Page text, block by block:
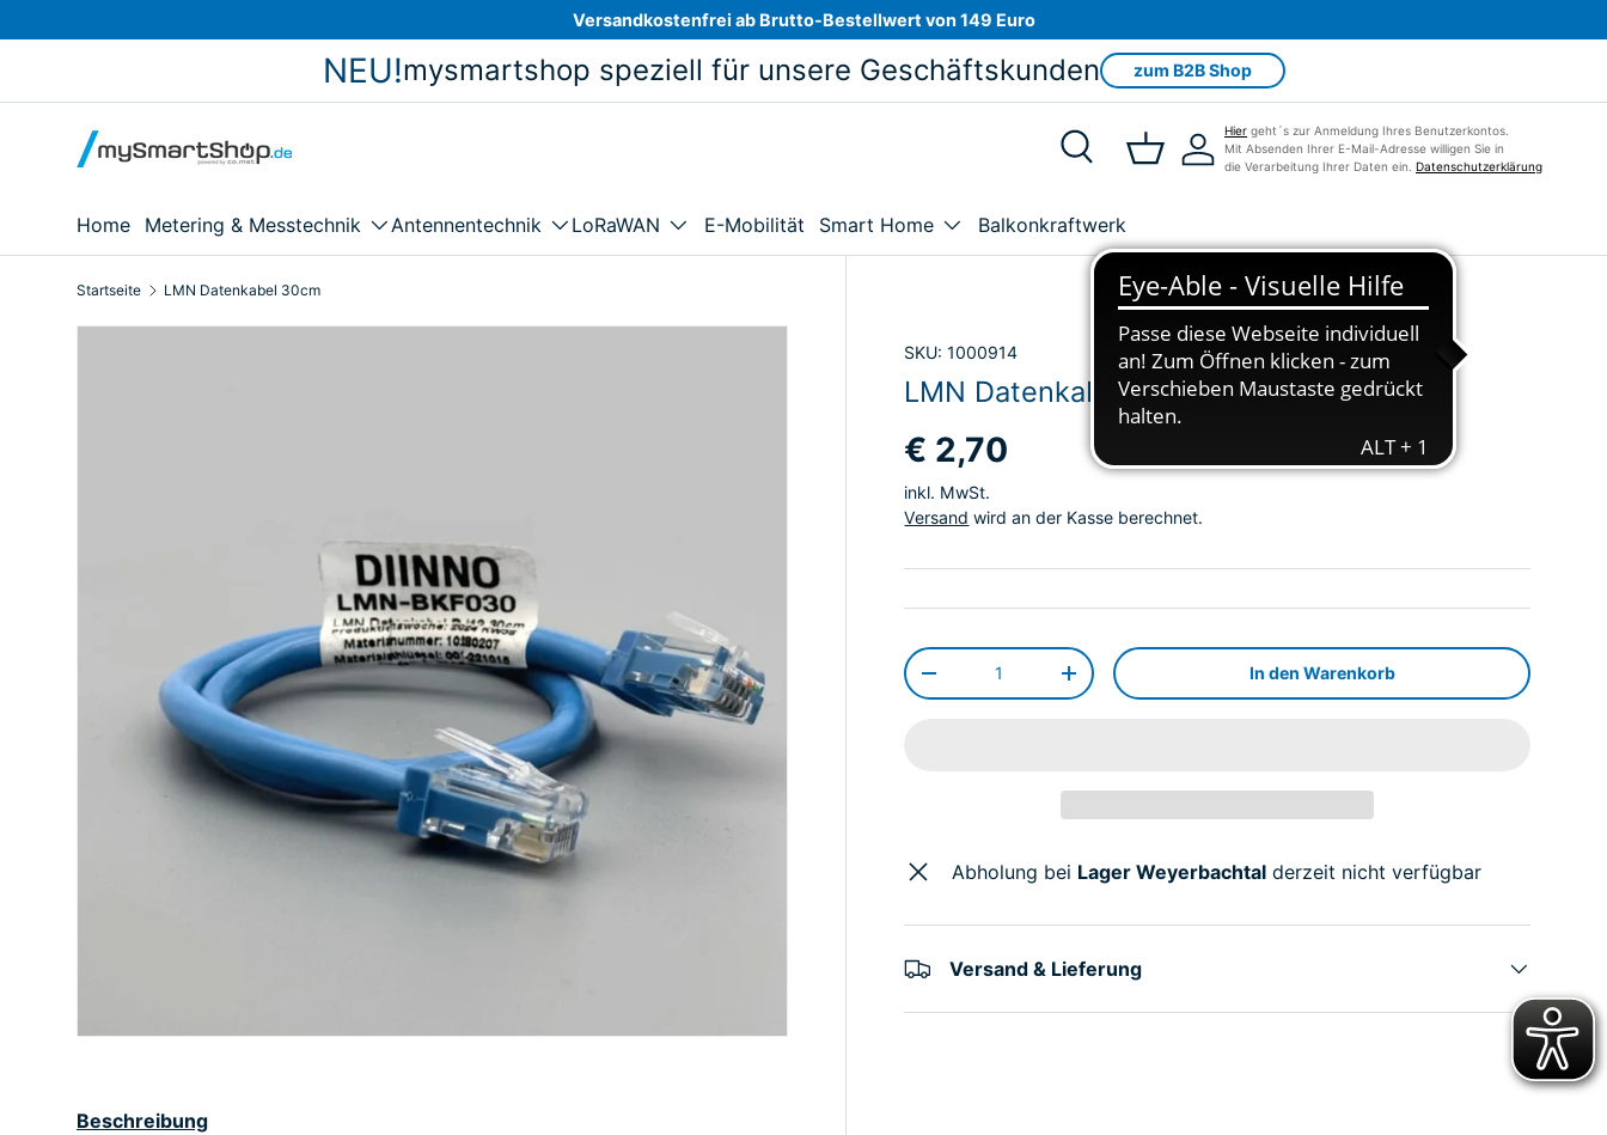
Direkt zum Inhalt
Versandkostenfrei ab Brutto-Bestellwert von 149 Euro
NEU!mysmartshop speziell für unsere Geschäftskunden zum B2B Shop
Suche Einkaufskorb
Einloggen
Hier geht´s zur Anmeldung Ihres Benutzerkontos.
Mit Absenden Ihrer E-Mail-Adresse willigen Sie in
die Verarbeitung Ihrer Daten ein. Datenschutzerklärung
Home Metering & Messtechnik Antennentechnik LoRaWAN E-Mobilität Smart Home Balkonkraftwerk
Startseite LMN Datenkabel 30cm
SKU: 1000914
LMN Datenkabel 30cm
€ 2,70
inkl. MwSt.
Versand wird an der Kasse berechnet.
Anzahl
-
+ In den Warenkorb
Abholung bei Lager Weyerbachtal derzeit nicht verfügbar
Versand & Lieferung
Beschreibung